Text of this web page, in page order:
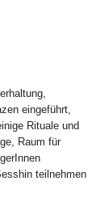
eingeführt,
Rituale und
Raum für
teilnehmen